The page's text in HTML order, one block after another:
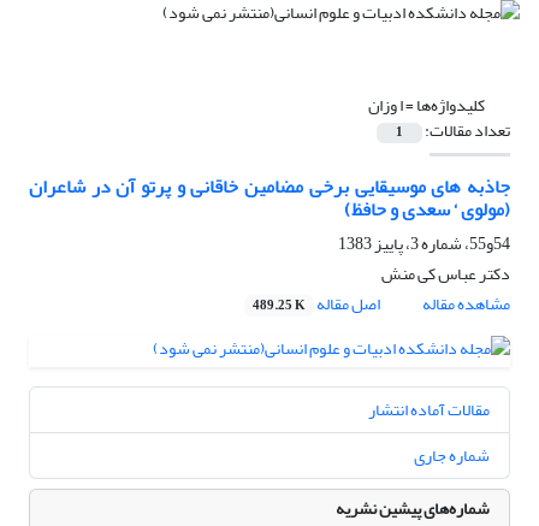
کلیدواژه‌ها =ا وزان
تعداد مقالات: 1
جاذبه های موسیقایی برخی مضامین خاقانی و پرتو آن در شاعران
(مولوی ‘ سعدی و حافظ)
54و55، شماره 3، پاییز 1383
دکتر عباس کى منش
مشاهده مقاله
اصل مقاله 489.25 K
مقالات آماده انتشار
شماره جاری
شماره‌های پیشین نشریه